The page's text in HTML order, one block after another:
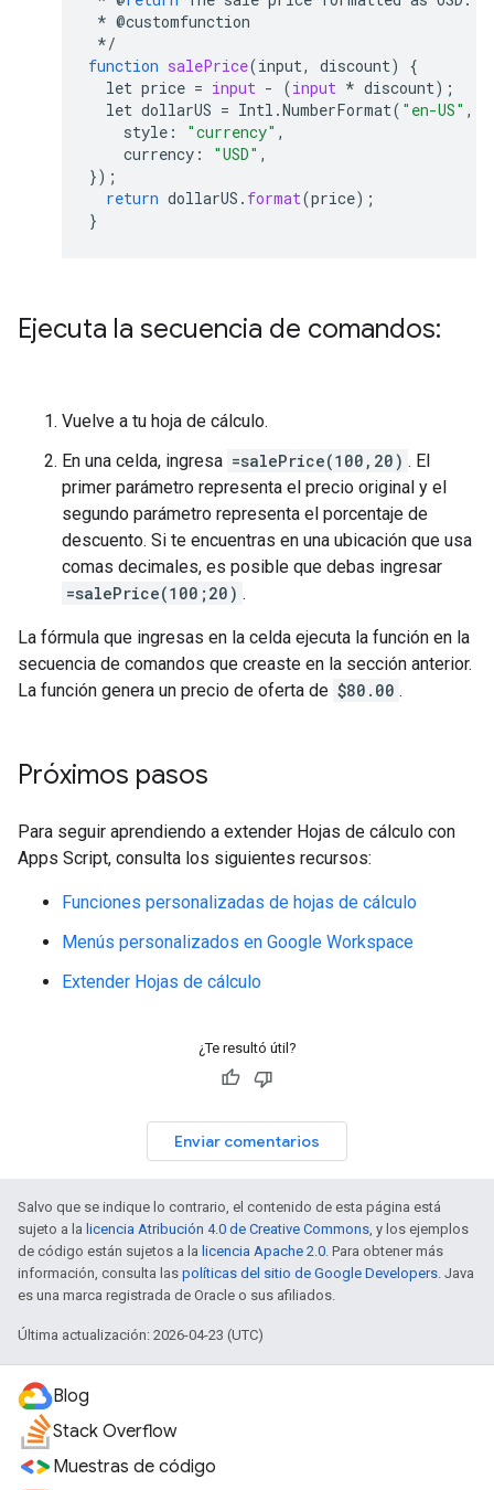
* @customfunction
*/
function salePrice(input, discount)
{
let price = input - (input * discount);
let dollarUS = Intl .NumberFormat( "en-US" ,
style : "currency" ,
currency : "USD" ,
});
return dollarUS . format(price);
}
Ejecuta la secuencia de comandos:
Vuelve a tu hoja de cálculo.
En una celda, ingresa =salePrice(100,20) . El
primer parámetro representa el precio original y el
segundo parámetro representa el porcentaje de
descuento. Si te encuentras en una ubicación que usa
comas decimales, es posible que debas ingresar
=salePrice(100;20) .
La fórmula que ingresas en la celda ejecuta la función en la
secuencia de comandos que creaste en la sección anterior.
La función genera un precio de oferta de $80.00 .
Próximos pasos
Para seguir aprendiendo a extender Hojas de cálculo con
Apps Script, consulta los siguientes recursos:
Funciones personalizadas de hojas de cálculo
Menús personalizados en Google Workspace
Extender Hojas de cálculo
¿Te resultó útil?
Enviar comentarios
Salvo que se indique lo contrario, el contenido de esta página está
sujeto a la licencia Atribución 4.0 de Creative Commons, y los ejemplos
de código están sujetos a la licencia Apache 2.0. Para obtener más
información, consulta las políticas del sitio de Google Developers. Java
es una marca registrada de Oracle o sus afiliados.
Última actualización: 2026-04-23 (UTC)
Blog
Stack Overflow
Muestras de código